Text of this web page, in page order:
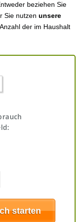
beziehen Sie
Sie nutzen unsere
der im Haushalt